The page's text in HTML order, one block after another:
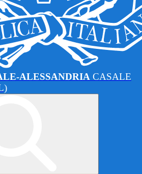
ALESSANDRIA CASALE